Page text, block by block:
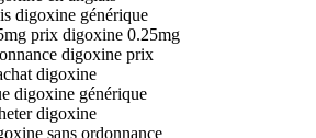
digoxine générique
prix digoxine 0.25mg
digoxine prix
digoxine
digoxine générique
digoxine
sans ordonnance